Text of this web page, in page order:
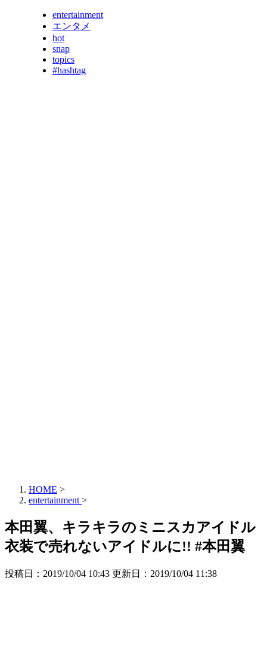
entertainment
エンタメ
hot
snap
topics
#hashtag
HOME >
entertainment >
本田翼、キラキラのミニスカアイドル
衣装で売れないアイドルに!! #本田翼
投稿日：2019/10/04 10:43 更新日： 2019/10/04 11:38